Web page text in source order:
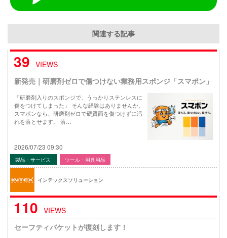
関連する記事
39 VIEWS
新発売｜研磨剤ゼロで傷つけない業務用スポンジ「スマポン」
「研磨剤入りのスポンジで、うっかりステンレスに
傷をつけてしまった」 そんな経験はありませんか。
スマポンなら、研磨剤ゼロで硬質面を傷つけずに汚
れを落とせます。 落…
2026/07/23 09:30
製品・サービス ツール・用具用品
インテックスソリューション
110 VIEWS
セーフティバケットが復刻します！